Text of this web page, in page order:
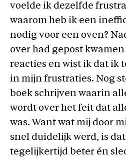
voelde ik dezelfde
waarom heb ik een
nodig voor een oven?
over had gepost
reacties en wist ik dat ik
in mijn frustraties. Nog
boek schrijven waarin
wordt over het feit dat
was. Want wat mij door
snel duidelijk werd, is
tegelijkertijd beter én